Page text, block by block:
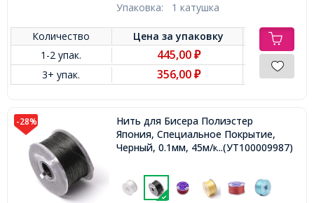
Упаковка: 1 катушка
Количество Цена заупаковку
1-2 упак.
445,00 ₽
3+ упак. 356,00 ₽
-28%
Нить для Бисера Полиэстер
Япония, Специальное Покрытие,
Черный, 0.1мм, 45м/катушка,...(УТ100009987)